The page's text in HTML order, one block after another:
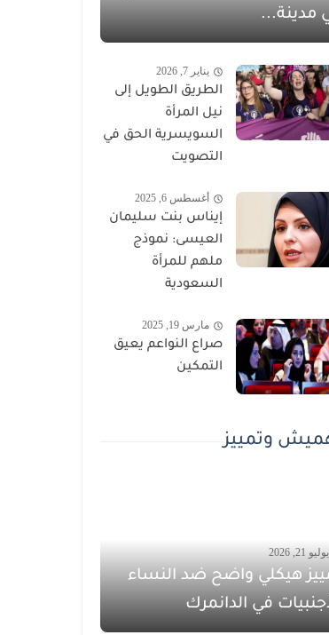
مدينة...
يناير 7, 2026
الطريق الطويل إلى
نيل المرأة
السويسرية الحق في
التصويت
أغسطس 6, 2025
إيناس بنت سليمان
العيسى: نموذج
ملهم للمرأة
السعودية
مارس 19, 2025
صراع النواعم يعيق
التمكين
وتمييز
يوليو 21, 2026
هيكلي واضح ضد النساء
في الدانمرك